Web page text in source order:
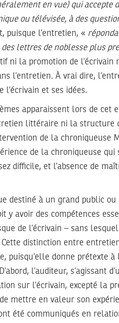
en vue) qui accepte
ou télévisée, à des
puisque l’entretien, «
lettres de noblesse plus
ni la promotion de
l’entretien. À vrai dire,
et ses idées.
apparaissent lors de cet
littéraire ni la
de la chroniqueuse
de la chroniqueuse qui
difficile, et l’absence de
destiné à un grand public
y avoir des compétences
de l’écrivain – sans
Cette distinction entre
puisqu’elle donne prétexte
l’auditeur, s’agissant
sur l’écrivain, excepté la
mettre en valeur son
été communiqués en